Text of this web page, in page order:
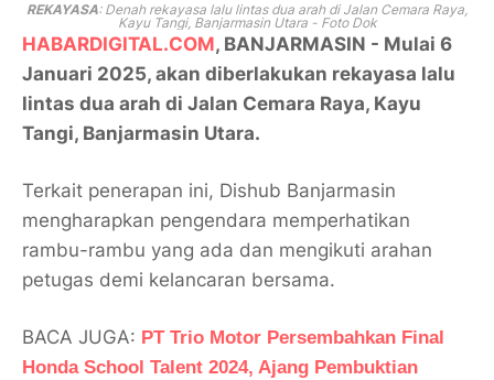
REKAYASA: Denah rekayasa lalu lintas dua arah di Jalan Cemara Raya,
Kayu Tangi, Banjarmasin Utara - Foto Dok
HABARDIGITAL.COM, BANJARMASIN - Mulai 6
Januari 2025, akan diberlakukan rekayasa lalu
lintas dua arah di Jalan Cemara Raya, Kayu
Tangi, Banjarmasin Utara.
Terkait penerapan ini, Dishub Banjarmasin
mengharapkan pengendara memperhatikan
rambu-rambu yang ada dan mengikuti arahan
petugas demi kelancaran bersama.
BACA JUGA: PT Trio Motor Persembahkan Final
Honda School Talent 2024, Ajang Pembuktian